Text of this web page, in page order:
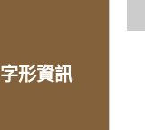
字形資訊